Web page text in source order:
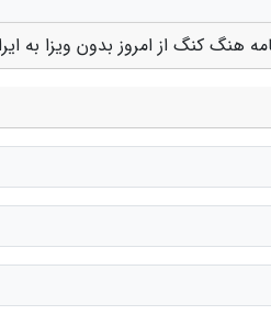
هنگ کنگ از امروز بدون ویزا به